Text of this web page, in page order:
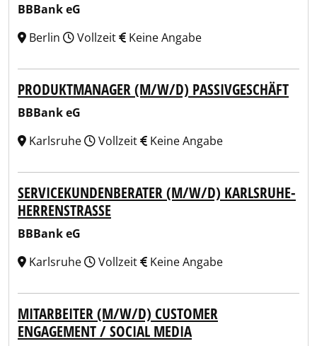
BBBank eG
Berlin
Vollzeit Keine Angabe
PRODUKTMANAGER (M/W/D) PASSIVGESCHÄFT
BBBank eG
Karlsruhe
Vollzeit Keine Angabe
SERVICEKUNDENBERATER (M/W/D) KARLSRUHE-
HERRENSTRASSE
BBBank eG
Karlsruhe
Vollzeit Keine Angabe
MITARBEITER (M/W/D) CUSTOMER
ENGAGEMENT / SOCIAL MEDIA